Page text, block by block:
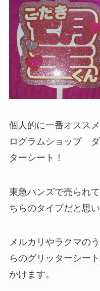
個人的に一番オスス
ログラムショップ
ターシート！
東急ハンズで売られ
ちらのタイプだと思い
メルカリやラクマの
らのグリッターシー
かけます。